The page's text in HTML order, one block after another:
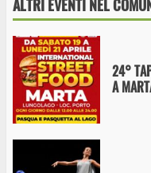
ALTRI EVENTI NEL
24°
A